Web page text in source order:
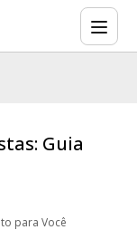
GUIA COMPLETO PARA
Guia